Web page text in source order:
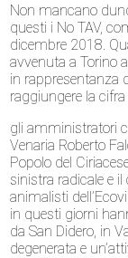
Non mancano
questi i No TAV,
dicembre 2018.
avvenuta a Torino
in rappresentanza
raggiungere la
gli amministratori
Venaria Roberto
Popolo del
sinistra radicale e
animalisti
in questi giorni
da San Didero, in
degenerata e